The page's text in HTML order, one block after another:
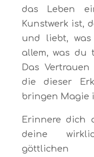
das Leben
Kunstwerk ist,
und liebt,
allem, was du
Das
die dieser
bringen Magie
Erinnere dich
deine
göttlichen